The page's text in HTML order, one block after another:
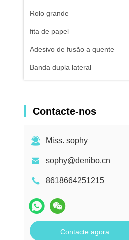
Rolo grande
fita de papel
Adesivo de fusão a quente
Banda dupla lateral
Contacte-nos
Miss. sophy
sophy@denibo.cn
8618664251215
Contacte agora